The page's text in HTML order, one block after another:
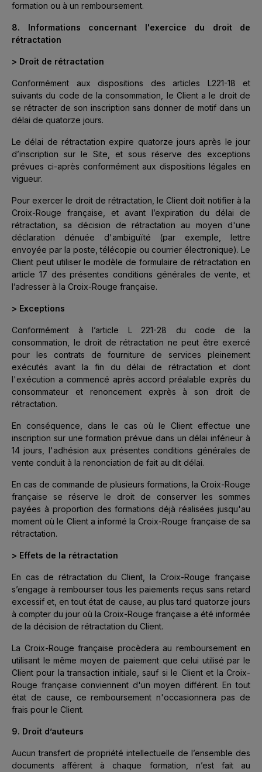
formation ou à un remboursement.
8. Informations concernant l'exercice du droit de
rétractation
> Droit de rétractation
Conformément aux dispositions des articles L221-18 et
suivants du code de la consommation, le Client a le droit de
se rétracter de son inscription sans donner de motif dans un
délai de quatorze jours.
Le délai de rétractation expire quatorze jours après le jour
d’inscription sur le Site, et sous réserve des exceptions
prévues ci-après conformément aux dispositions légales en
vigueur.
Pour exercer le droit de rétractation, le Client doit notifier à la
Croix-Rouge française, et avant l’expiration du délai de
rétractation, sa décision de rétractation au moyen d'une
déclaration dénuée d'ambiguïté (par exemple, lettre
envoyée par la poste, télécopie ou courrier électronique). Le
Client peut utiliser le modèle de formulaire de rétractation en
article 17 des présentes conditions générales de vente, et
l’adresser à la Croix-Rouge française.
> Exceptions
Conformément à l’article L 221-28 du code de la
consommation, le droit de rétractation ne peut être exercé
pour les contrats de fourniture de services pleinement
exécutés avant la fin du délai de rétractation et dont
l'exécution a commencé après accord préalable exprès du
consommateur et renoncement exprès à son droit de
rétractation.
En conséquence, dans le cas où le Client effectue une
inscription sur une formation prévue dans un délai inférieur à
14 jours, l'adhésion aux présentes conditions générales de
vente conduit à la renonciation de fait au dit délai.
En cas de commande de plusieurs formations, la Croix-Rouge
française se réserve le droit de conserver les sommes
payées à proportion des formations déjà réalisées jusqu'au
moment où le Client a informé la Croix-Rouge française de sa
rétractation.
> Effets de la rétractation
En cas de rétractation du Client, la Croix-Rouge française
s’engage à rembourser tous les paiements reçus sans retard
excessif et, en tout état de cause, au plus tard quatorze jours
à compter du jour où la Croix-Rouge française a été informée
de la décision de rétractation du Client.
La Croix-Rouge française procèdera au remboursement en
utilisant le même moyen de paiement que celui utilisé par le
Client pour la transaction initiale, sauf si le Client et la Croix-
Rouge française conviennent d'un moyen différent. En tout
état de cause, ce remboursement n'occasionnera pas de
frais pour le Client.
9. Droit d’auteurs
Aucun transfert de propriété intellectuelle de l’ensemble des
documents afférent à chaque formation, n’est fait au